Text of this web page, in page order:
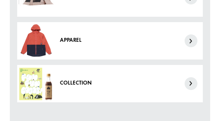
APPAREL
COLLECTION